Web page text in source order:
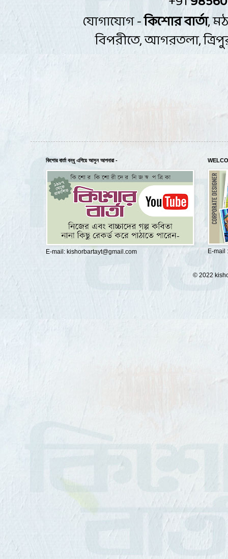
যোগাযোগ -কিশোর বার্তা,
বিপরীতে,আগরতলা,
কিশোর বার্তা বন্ধু এগিয়ে আসুন আপনারা -
E-mail: kishorbartayt@gmail.com E-mail
© 2022